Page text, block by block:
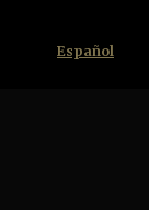
Español